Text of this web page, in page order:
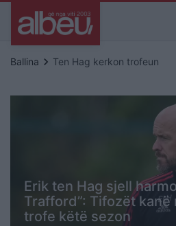
Ballina keyboard_arrow_right Ten Hag kerkon trofeun
Erik ten Hag sjell
Trafford”: Tifozët kanë
trofe këtë sezon